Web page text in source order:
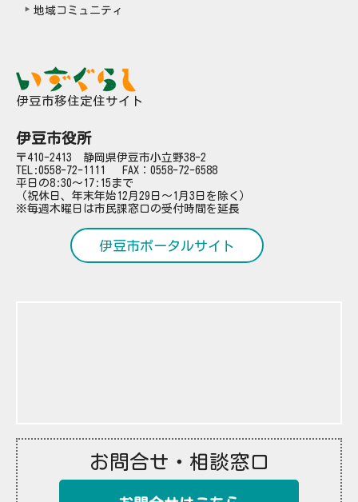
地域コミュニティ
伊豆市移住定住サイト
伊豆市役所
〒410-2413 静岡県伊豆市小立野38-2
TEL:0558-72-1111
FAX：0558-72-6588
平日の8:30～17:15まで
（祝休日、年末年始12月29日～1月3日を除く）
※毎週木曜日は市民課窓口の受付時間を延長
伊豆市ポータルサイト
お問合せ・相談窓口